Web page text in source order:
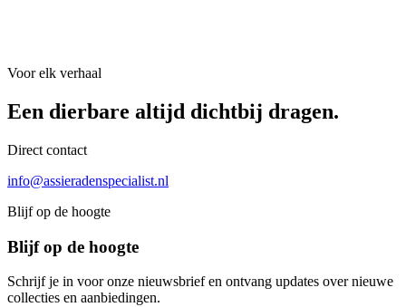
Voor elk verhaal
Een dierbare altijd dichtbij dragen.
Direct contact
info@assieradenspecialist.nl
Blijf op de hoogte
Blijf op de hoogte
Schrijf je in voor onze nieuwsbrief en ontvang updates over nieuwe
collecties en aanbiedingen.